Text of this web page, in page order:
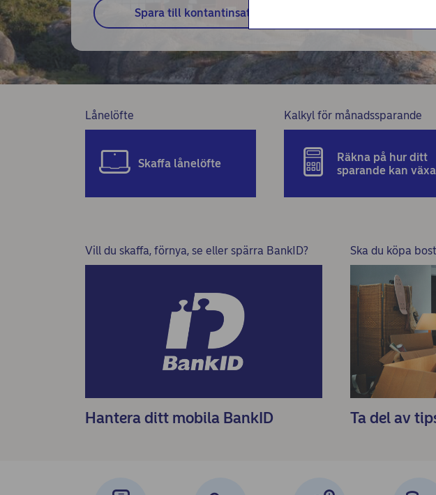
eBeställningar
AutoFX Hedging
Nordea Finans
Nordea Swish
First Card Login
Självserviceportalen
Spara till kontantinsats
Lånelöfte
Skaffa lånelöfte
Kalkyl för månadssparande
Räkna på hur ditt
sparande kan växa
Vill du skaffa, förnya, se eller spärra BankID?
Hantera ditt mobila BankID
Ska du köpa
Ta del av